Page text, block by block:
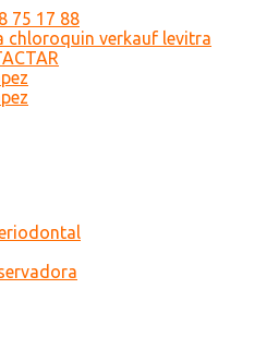
75 17 88
chloroquin verkauf levitra